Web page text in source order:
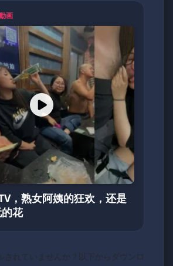
画
，熟女阿姨的狂欢，还是
花
されていませんか？以下からダウンロ